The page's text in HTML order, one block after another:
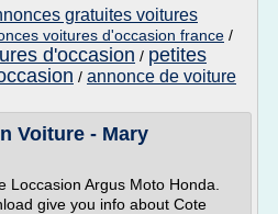
gratuites voitures
voitures d'occasion france /
d'occasion / petites
/ annonce de voiture
Voiture - Mary
Loccasion Argus Moto Honda.
give you info about Cote